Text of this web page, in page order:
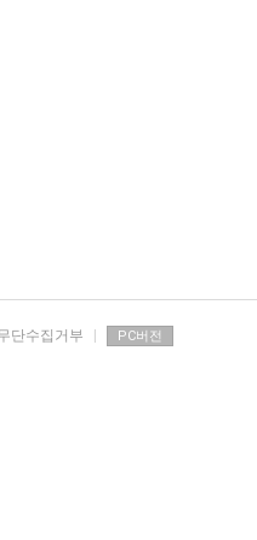
단수집거부 PC버전